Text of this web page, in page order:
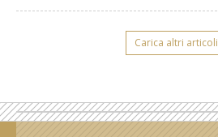
Carica altri articoli